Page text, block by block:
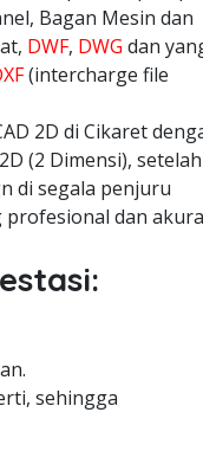
Bagan Mesin dan
DWF, DWG dan
(intercharge file
2D di Cikaret
(2 Dimensi), setelah
di segala penjuru
profesional dan
sehingga